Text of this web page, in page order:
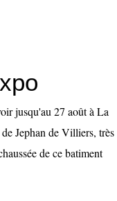
jusqu'au 27 août à La
Jephan de Villiers, très
de ce batiment